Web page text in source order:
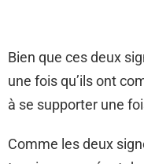
Bien que ces deux
une fois qu’ils ont
à se supporter une
Comme les deux